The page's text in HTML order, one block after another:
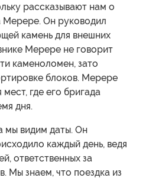
рассказывают нам о
Мерере. Он руководил
камень для внешних
Мерере не говорит
каменоломен, зато
блоков. Мерере
где его бригада
дня.
мы видим даты. Он
каждый день, ведя
ответственных за
Мы знаем, что поездка из